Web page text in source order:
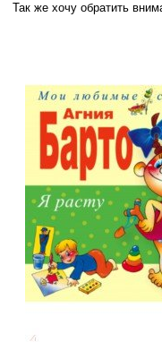
Так же хочу обратить